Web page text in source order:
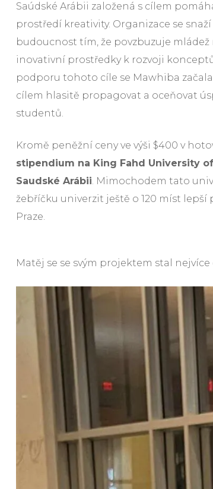
Saúdské Arábii založená s cílem
prostředí kreativity. Organizace se
budoucnost tím, že povzbuzuje mládež
inovativní prostředky k rozvoji
podporu tohoto cíle se Mawhiba začala
cílem hlasitě propagovat a oceňovat
studentů.
Kromě peněžní ceny ve výši $400 v
stipendium na King Fahd University
Saudské Arábii. Mimochodem tato
žebříčku univerzit ještě o 120 míst lepší
Praze.
Matěj se se svým projektem stal